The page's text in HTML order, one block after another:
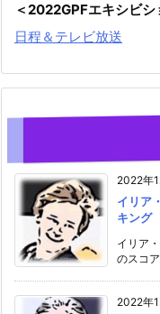
＜2022GPFエキシビシ
日程＆テレビ放送
2022年
イリア
キング
イリア
のスコ
2022年